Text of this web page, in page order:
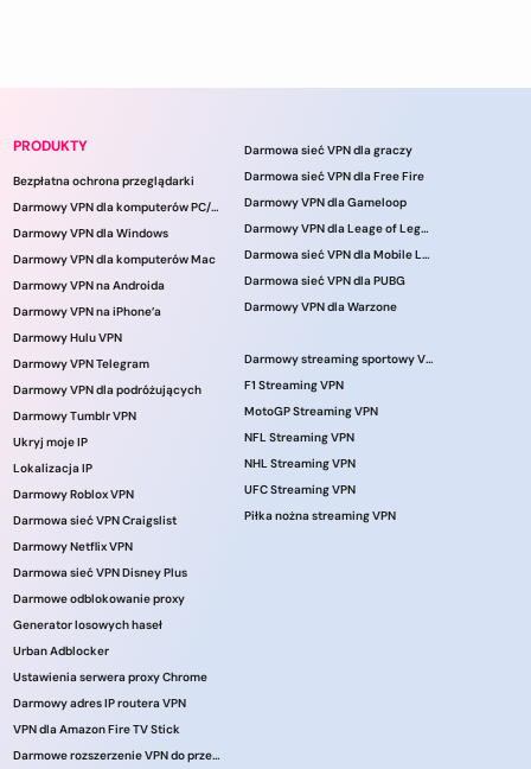
PRODUKTY
Bezpłatna ochrona przeglądarki
Darmowy VPN dla komputerów PC/laptopów
Darmowy VPN dla Windows
Darmowy VPN dla komputerów Mac
Darmowy VPN na Androida
Darmowy VPN na iPhone’a
Darmowy Hulu VPN
Darmowy VPN Telegram
Darmowy VPN dla podróżujących
Darmowy Tumblr VPN
Ukryj moje IP
Lokalizacja IP
Darmowy Roblox VPN
Darmowa sieć VPN Craigslist
Darmowy Netflix VPN
Darmowa sieć VPN Disney Plus
Darmowe odblokowanie proxy
Generator losowych haseł
Urban Adblocker
Ustawienia serwera proxy Chrome
Darmowy adres IP routera VPN
VPN dla Amazon Fire TV Stick
Darmowe rozszerzenie VPN do przeglądarki
Darmowa sieć VPN dla graczy
Darmowa sieć VPN dla Free Fire
Darmowy VPN dla Gameloop
Darmowy VPN dla Leage of Legends
Darmowa sieć VPN dla Mobile Legends
Darmowa sieć VPN dla PUBG
Darmowy VPN dla Warzone
Darmowy streaming sportowy VPN
F1 Streaming VPN
MotoGP Streaming VPN
NFL Streaming VPN
NHL Streaming VPN
UFC Streaming VPN
Piłka nożna streaming VPN